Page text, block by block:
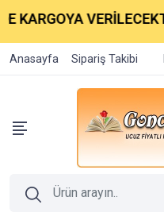
VERİLECEKTİR.
Anasayfa Sipariş Takibi